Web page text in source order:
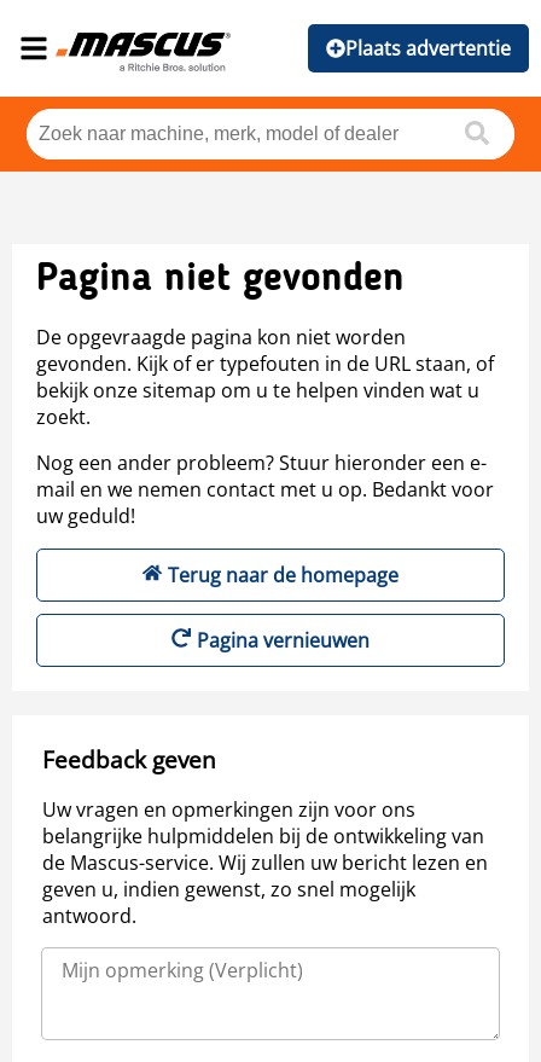
Plaats advertentie
Pagina niet gevonden
De opgevraagde pagina kon niet worden
gevonden. Kijk of er typefouten in de URL staan, of
bekijk onze sitemap om u te helpen vinden wat u
zoekt.
Nog een ander probleem? Stuur hieronder een e-
mail en we nemen contact met u op. Bedankt voor
uw geduld!
Terug naar de homepage
Pagina vernieuwen
Feedback geven
Uw vragen en opmerkingen zijn voor ons
belangrijke hulpmiddelen bij de ontwikkeling van
de Mascus-service. Wij zullen uw bericht lezen en
geven u, indien gewenst, zo snel mogelijk
antwoord.